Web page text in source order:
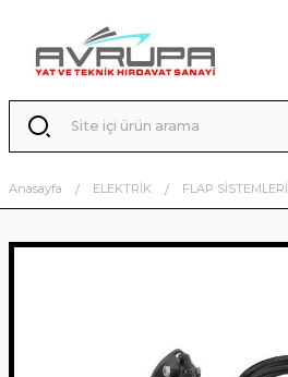
Anasayfa ELEKTRİK FLAP SİSTEMLERİ